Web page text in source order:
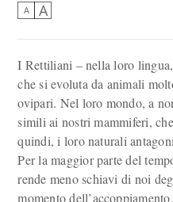
A A
I Rettiliani – nella loro lingua,
che si evoluta da animali
ovipari. Nel loro mondo, a
simili ai nostri mammiferi,
quindi, i loro naturali
Per la maggior parte del
rende meno schiavi di noi
momento